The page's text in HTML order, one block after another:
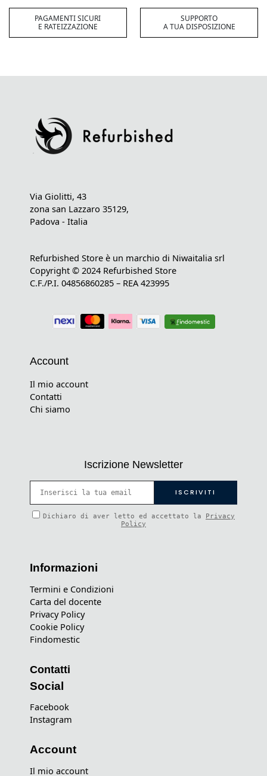
PAGAMENTI SICURI
E RATEIZZAZIONE
SUPPORTO
A TUA DISPOSIZIONE
Via Giolitti, 43
zona san Lazzaro 35129,
Padova - Italia
Refurbished Store è un marchio di Niwaitalia srl
Copyright © 2024 Refurbished Store
C.F./P.I. 04856860285 – REA 423995
Account
Il mio account
Contatti
Chi siamo
Iscrizione Newsletter
Dichiaro di aver letto ed accettato la
Privacy
Policy
Informazioni
Termini e Condizioni
Carta del docente
Privacy Policy
Cookie Policy
Findomestic
Contatti
Social
Facebook
Instagram
Account
Il mio account